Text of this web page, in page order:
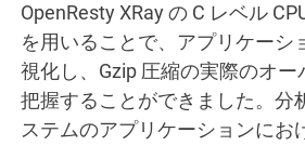
OpenResty XRay の C レベル
を用いることで、アプリケーシ
視化し、Gzip 圧縮の実際のオ
把握することができました。分
ステムのアプリケーションにお